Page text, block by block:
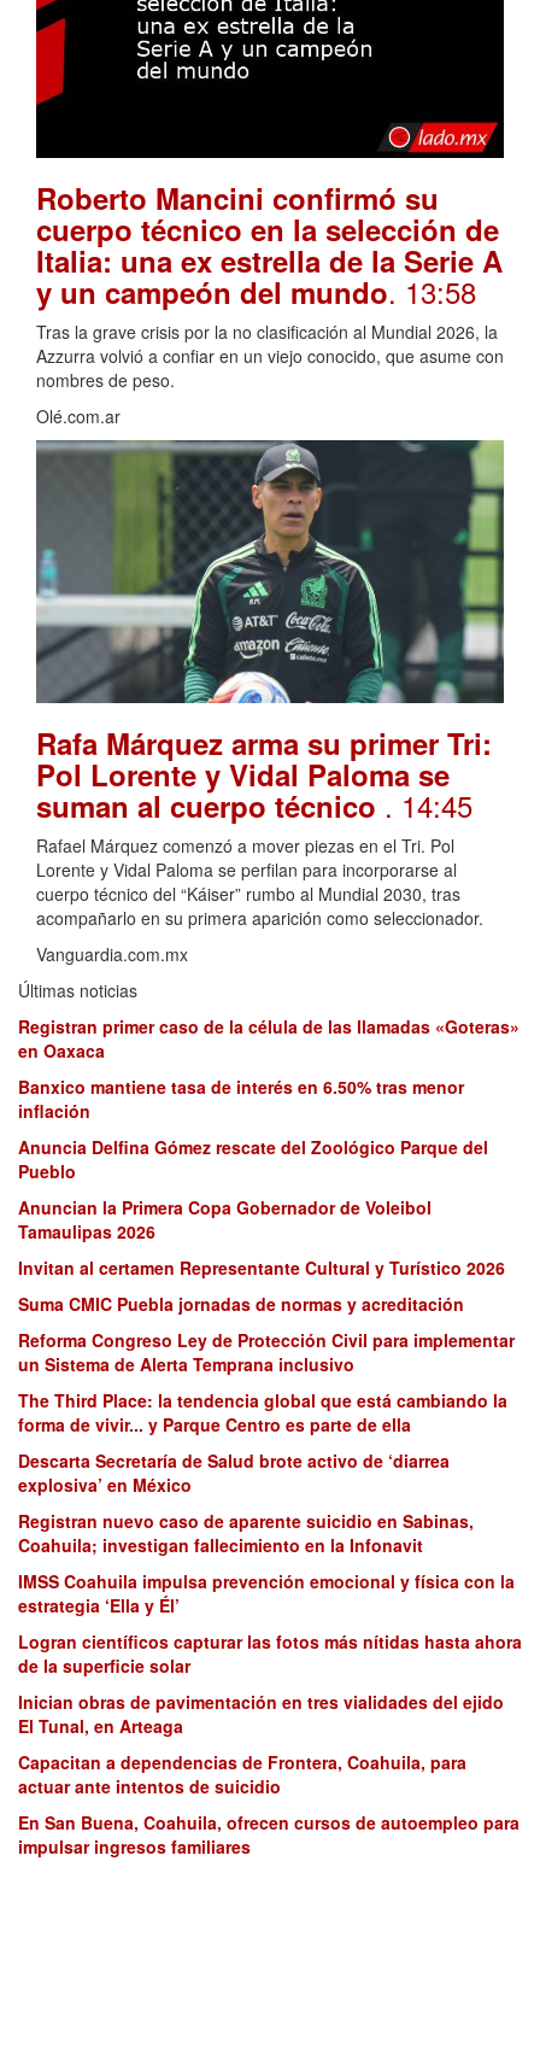
Roberto Mancini confirmó su
cuerpo técnico en la selección de
Italia: una ex estrella de la Serie A
y un campeón del mundo. 13:58
Tras la grave crisis por la no clasificación al Mundial 2026, la
Azzurra volvió a confiar en un viejo conocido, que asume con
nombres de peso.
Olé.com.ar
Rafa Márquez arma su primer Tri:
Pol Lorente y Vidal Paloma se
suman al cuerpo técnico . 14:45
Rafael Márquez comenzó a mover piezas en el Tri. Pol
Lorente y Vidal Paloma se perfilan para incorporarse al
cuerpo técnico del “Káiser” rumbo al Mundial 2030, tras
acompañarlo en su primera aparición como seleccionador.
Vanguardia.com.mx
Últimas noticias
Registran primer caso de la célula de las llamadas «Goteras»
en Oaxaca
Banxico mantiene tasa de interés en 6.50% tras menor
inflación
Anuncia Delfina Gómez rescate del Zoológico Parque del
Pueblo
Anuncian la Primera Copa Gobernador de Voleibol
Tamaulipas 2026
Invitan al certamen Representante Cultural y Turístico 2026
Suma CMIC Puebla jornadas de normas y acreditación
Reforma Congreso Ley de Protección Civil para implementar
un Sistema de Alerta Temprana inclusivo
The Third Place: la tendencia global que está cambiando la
forma de vivir... y Parque Centro es parte de ella
Descarta Secretaría de Salud brote activo de ‘diarrea
explosiva’ en México
Registran nuevo caso de aparente suicidio en Sabinas,
Coahuila; investigan fallecimiento en la Infonavit
IMSS Coahuila impulsa prevención emocional y física con la
estrategia ‘Ella y Él’
Logran científicos capturar las fotos más nítidas hasta ahora
de la superficie solar
Inician obras de pavimentación en tres vialidades del ejido
El Tunal, en Arteaga
Capacitan a dependencias de Frontera, Coahuila, para
actuar ante intentos de suicidio
En San Buena, Coahuila, ofrecen cursos de autoempleo para
impulsar ingresos familiares